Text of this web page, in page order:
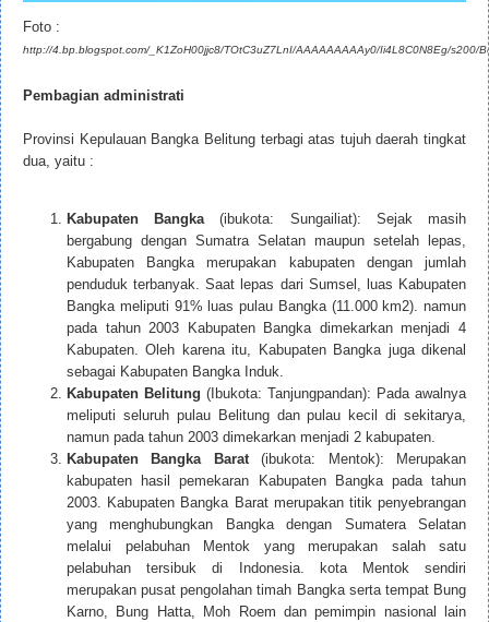
Foto :
http://4.bp.blogspot.com/_K1ZoH00jjc8/TOtC3uZ7LnI/AAAAAAAAAy0/Ii4L8C0N8Eg/s200/
Pembagian administrati
Provinsi Kepulauan Bangka Belitung terbagi atas tujuh daerah tingkat
dua, yaitu :
Kabupaten Bangka (ibukota: Sungailiat): Sejak masih
bergabung dengan Sumatra Selatan maupun setelah lepas,
Kabupaten Bangka merupakan kabupaten dengan jumlah
penduduk terbanyak. Saat lepas dari Sumsel, luas Kabupaten
Bangka meliputi 91% luas pulau Bangka (11.000 km2). namun
pada tahun 2003 Kabupaten Bangka dimekarkan menjadi 4
Kabupaten. Oleh karena itu, Kabupaten Bangka juga dikenal
sebagai Kabupaten Bangka Induk.
Kabupaten Belitung (Ibukota: Tanjungpandan): Pada awalnya
meliputi seluruh pulau Belitung dan pulau kecil di sekitarya,
namun pada tahun 2003 dimekarkan menjadi 2 kabupaten.
Kabupaten Bangka Barat(ibukota: Mentok): Merupakan
kabupaten hasil pemekaran Kabupaten Bangka pada tahun
2003. Kabupaten Bangka Barat merupakan titik penyebrangan
yang menghubungkan Bangka dengan Sumatera Selatan
melalui pelabuhan Mentok yang merupakan salah satu
pelabuhan tersibuk di Indonesia. kota Mentok sendiri
merupakan pusat pengolahan timah Bangka serta tempat Bung
Karno, Bung Hatta, Moh Roem dan pemimpin nasional lain